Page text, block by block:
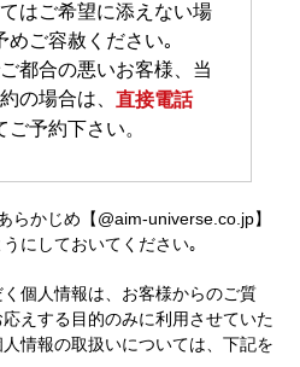
はご希望に添えない場
めご容赦ください｡
都合の悪いお客様、当
の場合は、直接電話
ご予約下さい。
らかじめ【@aim-universe.co.jp】
にしておいてください｡
個人情報は、お客様からのご質
えする目的のみに利用させていた
情報の取扱いについては、下記を